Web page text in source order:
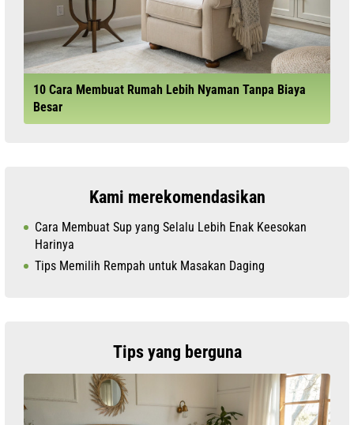
10 Cara Membuat Rumah Lebih Nyaman Tanpa Biaya
Besar
Kami merekomendasikan
Cara Membuat Sup yang Selalu Lebih Enak Keesokan
Harinya
Tips Memilih Rempah untuk Masakan Daging
Tips yang berguna